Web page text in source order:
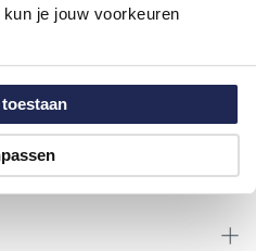
kun je jouw voorkeuren
een regular fit pasvorm en
comfort en ademend
gebruik. Of je nu een
deze trui houdt je altijd